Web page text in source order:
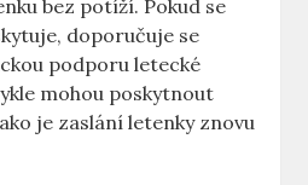
bez potíží. Pokud se
doporučuje se
podporu letecké
mohou poskytnout
je zaslání letenky znovu